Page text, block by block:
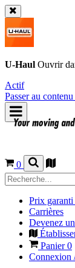
U-Haul Ouvrir
Actif
Passer au
0
Prix garanti
Carrières
Devenez
Panier0
Connexion